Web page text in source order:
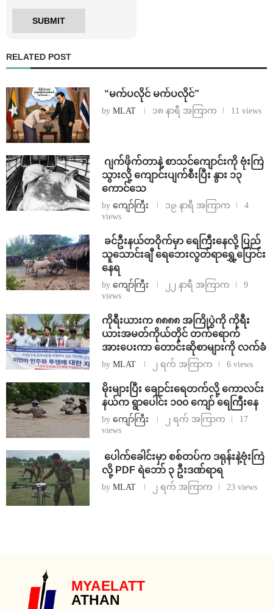
RELATED POST
⁨ ⁨“မက်ပလိုင် မက်ပလိုင်”
by MLAT ၁၈ နာရီ အကြာက 11 views
⁨⁩ ⁨ဂျက်ဖိုက်တာနဲ့ စာသင်ကျောင်းကို ဗုံးကြဲ
သွားလို့ ကျောင်းပျက်စီးပြီး နွား ၁၃
ကောင်သေ
by ကျော်ကြီး ၁၉ နာရီ အကြာက
4
views
⁩ ⁨ခင်ဦးနယ်တဝိုက်မှာ ရေကြီးနေလို့ ပြည်
သူသောင်းချီ ရေဘေးလွတ်ရာရွှေ့ပြောင်း
နေရ
by ကျော်ကြီး ၂၂ နာရီ အကြာက
9
views
ကိုရီးယားက ၈၈၈၈ အကြိုပွဲကို ကိုရီး
ယားအမတ်ကိုယ်တိုင် တက်ရောက်
အားပေးကာ တောင်းဆိုစာများကို လက်ခံ
by MLAT ၂ ရက် အကြာက 6 views
⁨မိုးများပြီး ချောင်းရေတက်လို့ ကောလင်း
နယ်က ရွာပေါင်း ၁၀၀ ကျော် ရေကြီးနေ
by ကျော်ကြီး ၂ ရက် အကြာက
17
views
⁩ ⁨ပေါက်ခေါင်းမှာ စစ်တပ်က ဒရုန်းနဲ့ဗုံးကြဲ
လို့ PDF ရဲဘော် ၃ ဦးဒဏ်ရာရ
by MLAT ၂ ရက် အကြာက 23 views
MYAELATT
ATHAN